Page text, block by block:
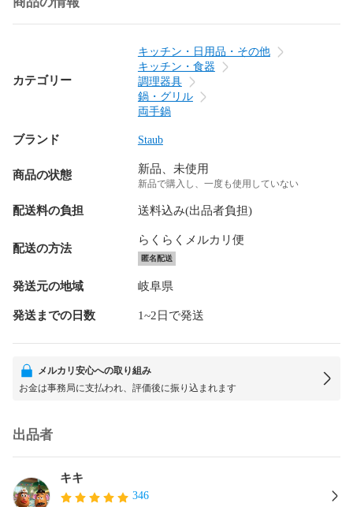
カテゴリー
キッチン・日用品・その他
キッチン・食器
調理器具
鍋・グリル
両手鍋
ブランド Staub
商品の状態 新品、未使用
新品で購入し、一度も使用していない
配送料の負担 送料込み(出品者負担)
配送の方法
らくらくメルカリ便
匿名配送
発送元の地域 岐阜県
発送までの日数 1~2日で発送
メルカリ安心への取り組み
お金は事務局に支払われ、評価後に振り込まれます
出品者
キキ
346